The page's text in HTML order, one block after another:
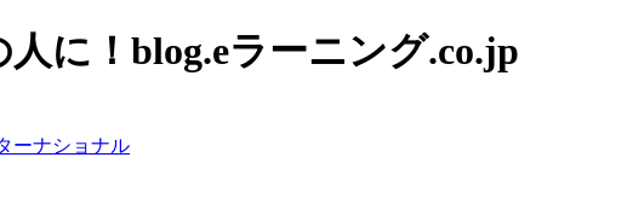
に！blog.eラーニング.co.jp
ーナショナル